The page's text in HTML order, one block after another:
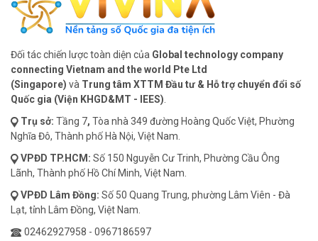
Đối tác chiến lược toàn diện của Global technology company
connecting Vietnam and the world Pte Ltd
(Singapore) và Trung tâm XTTM Đầu tư & Hỗ trợ chuyển đổi số
Quốc gia (Viện KHGD&MT - IEES)
Trụ sở: Tầng 7, Tòa nhà 349 đường Hoàng Quốc Việt, Phường
Nghĩa Đô, Thành phố Hà Nội, Việt Nam.
VPĐD TP.HCM: Số 150 Nguyễn Cư Trinh, Phường Cầu Ông
Lãnh, Thành phố Hồ Chí Minh, Việt Nam.
VPĐD Lâm Đồng: Số 50 Quang Trung, phường Lâm Viên - Đà
Lạt, tỉnh Lâm Đồng, Việt Nam.
02462927958 - 0967186597